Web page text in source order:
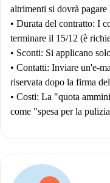
altrimenti si dovrà
• Durata del contratto: I
terminare il 15/12 (è
• Sconti: Si applicano
• Contatti: Inviare un'e-
riservata dopo la firma
• Costi: La "quota
come "spesa per la